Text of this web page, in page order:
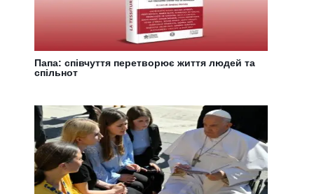
Папа: співчуття перетворює життя людей та
спільнот